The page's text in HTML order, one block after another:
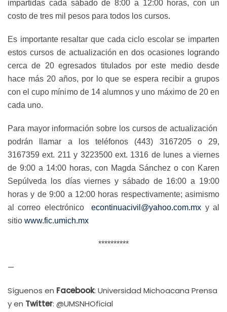
impartidas cada sábado de 8:00 a 12:00 horas, con un
costo de tres mil pesos para todos los cursos.
Es importante resaltar que cada ciclo escolar se imparten
estos cursos de actualización en dos ocasiones logrando
cerca de 20 egresados titulados por este medio desde
hace más 20 años, por lo que se espera recibir a grupos
con el cupo mínimo de 14 alumnos y uno máximo de 20 en
cada uno.
Para mayor información sobre los cursos de actualización
podrán llamar a los teléfonos (443) 3167205 o 29,
3167359 ext. 211 y 3223500 ext. 1316 de lunes a viernes
de 9:00 a 14:00 horas, con Magda Sánchez o con Karen
Sepúlveda los días viernes y sábado de 16:00 a 19:00
horas y de 9:00 a 12:00 horas respectivamente; asimismo
al correo electrónicoecontinuacivil@yahoo.com.mx y al
sitio www.fic.umich.mx
**********
—
Síguenos en Facebook: Universidad Michoacana Prensa
y en Twitter: @UMSNHOficial